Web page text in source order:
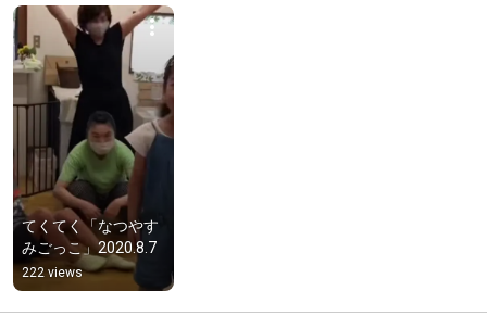
てくてく「なつやす
みごっこ」2020.8.7
222 views